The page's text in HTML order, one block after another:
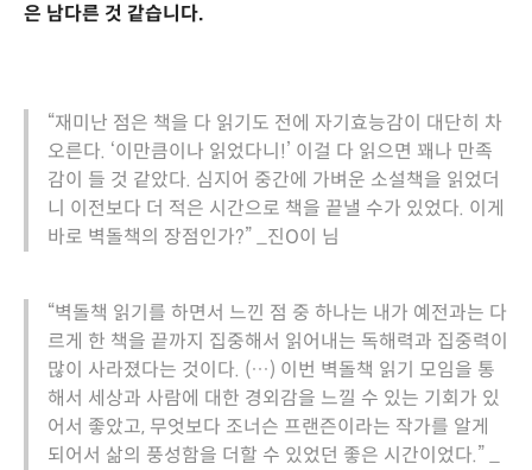
은 남다른 것 같습니다.
“재미난 점은 책을 다 읽기도 전에 자기효능감이 대단히 차
오른다. ‘이만큼이나 읽었다니!’ 이걸 다 읽으면 꽤나 만족
감이 들 것 같았다. 심지어 중간에 가벼운 소설책을 읽었더
니 이전보다 더 적은 시간으로 책을 끝낼 수가 있었다. 이게
바로 벽돌책의 장점인가?” _진O이 님
“벽돌책 읽기를 하면서 느낀 점 중 하나는 내가 예전과는 다
르게 한 책을 끝까지 집중해서 읽어내는 독해력과 집중력이
많이 사라졌다는 것이다. (…) 이번 벽돌책 읽기 모임을 통
해서 세상과 사람에 대한 경외감을 느낄 수 있는 기회가 있
어서 좋았고, 무엇보다 조너슨 프랜즌이라는 작가를 알게
되어서 삶의 풍성함을 더할 수 있었던 좋은 시간이었다.” _